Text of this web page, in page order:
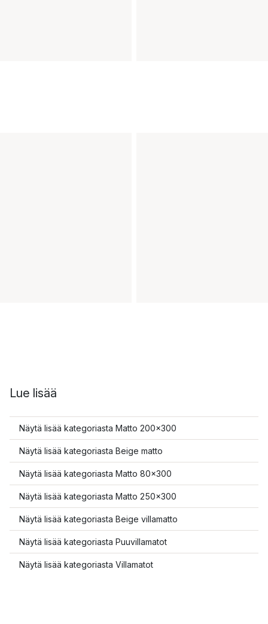
Lue lisää
Näytä lisää kategoriasta Matto 200x300
Näytä lisää kategoriasta Beige matto
Näytä lisää kategoriasta Matto 80x300
Näytä lisää kategoriasta Matto 250x300
Näytä lisää kategoriasta Beige villamatto
Näytä lisää kategoriasta Puuvillamatot
Näytä lisää kategoriasta Villamatot